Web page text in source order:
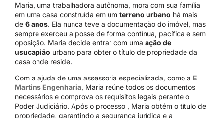
Maria, uma trabalhadora autônoma, mora com sua família
em uma casa construída em um terreno urbano há mais
de 6 anos. Ela nunca teve a documentação do imóvel, mas
sempre exerceu a posse de forma contínua, pacífica e sem
oposição. Maria decide entrar com uma ação de
usucapião urbano para obter o título de propriedade da
casa onde reside.
Com a ajuda de uma assessoria especializada, como a E
Martins Engenharia, Maria reúne todos os documentos
necessários e comprova os requisitos legais perante o
Poder Judiciário. Após o processo , Maria obtém o título de
propriedade, garantindo a segurança jurídica e a